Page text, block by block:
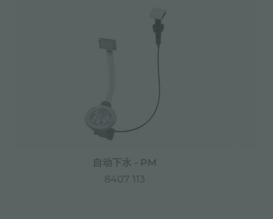
自动下水 - PM
8407 113